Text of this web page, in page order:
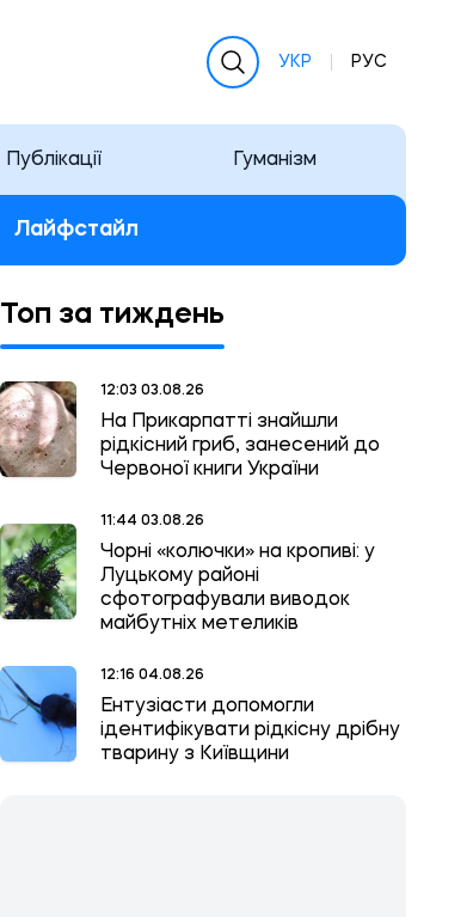
УКР РУС
Публікації Гуманізм
Лайфстайл
Топ за тиждень
12:03 03.08.26
На Прикарпатті знайшли
рідкісний гриб, занесений до
Червоної книги України
11:44 03.08.26
Чорні «колючки» на кропиві: у
Луцькому районі
сфотографували виводок
майбутніх метеликів
12:16 04.08.26
Ентузіасти допомогли
ідентифікувати рідкісну дрібну
тварину з Київщини